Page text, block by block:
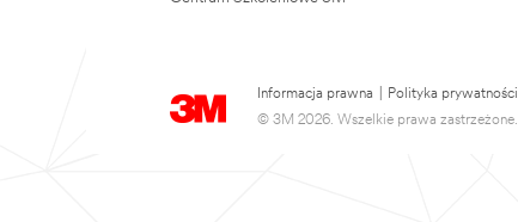
Informacja prawna Polityka prywatności
© 3M 2026. Wszelkie prawa zastrzeżone.